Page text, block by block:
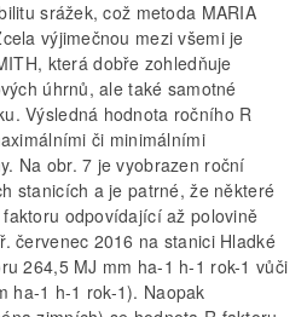
srážek, což metoda MARIA
výjimečnou mezi všemi je
která dobře zohledňuje
úhrnů, ale také samotné
Výsledná hodnota ročního R
či minimálními
Na obr. 7 je vyobrazen roční
stanicích a je patrné, že některé
odpovídající až polovině
červenec 2016 na stanici Hladké
264,5 MJ mm ha-1 h-1 rok-1 vůči
ha-1 h-1 rok-1). Naopak